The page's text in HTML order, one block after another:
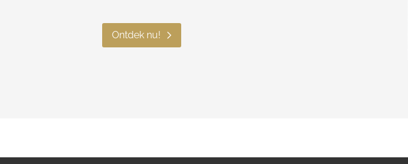
Ontdek nu!